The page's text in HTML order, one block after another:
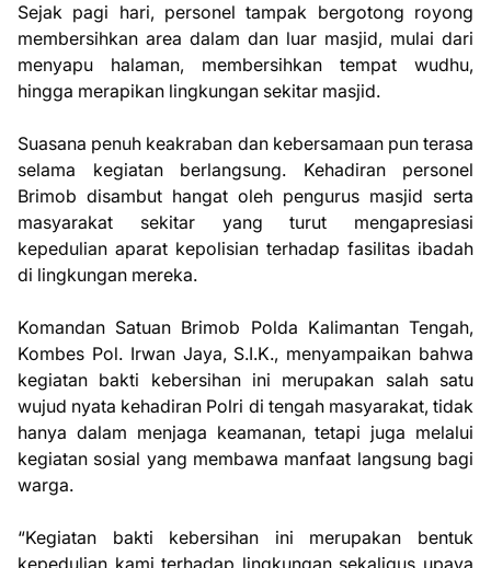
Sejak pagi hari, personel tampak bergotong royong
membersihkan area dalam dan luar masjid, mulai dari
menyapu halaman, membersihkan tempat wudhu,
hingga merapikan lingkungan sekitar masjid.
Suasana penuh keakraban dan kebersamaan pun terasa
selama kegiatan berlangsung. Kehadiran personel
Brimob disambut hangat oleh pengurus masjid serta
masyarakat sekitar yang turut mengapresiasi
kepedulian aparat kepolisian terhadap fasilitas ibadah
di lingkungan mereka.
Komandan Satuan Brimob Polda Kalimantan Tengah,
Kombes Pol. Irwan Jaya, S.I.K., menyampaikan bahwa
kegiatan bakti kebersihan ini merupakan salah satu
wujud nyata kehadiran Polri di tengah masyarakat, tidak
hanya dalam menjaga keamanan, tetapi juga melalui
kegiatan sosial yang membawa manfaat langsung bagi
warga.
“Kegiatan bakti kebersihan ini merupakan bentuk